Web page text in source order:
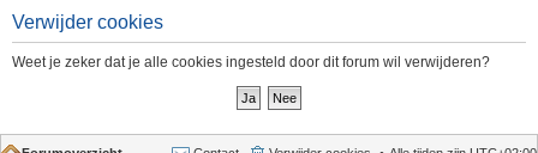
Verwijder cookies
Weet je zeker dat je alle cookies ingesteld door dit forum wil verwijderen?